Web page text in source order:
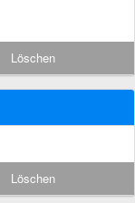
Löschen
Löschen